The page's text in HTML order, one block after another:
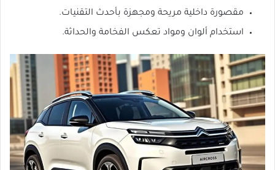
مقصورة داخلية مريحة ومجهزة بأحدث التقنيات.
استخدام ألوان ومواد تعكس الفخامة والحداثة.